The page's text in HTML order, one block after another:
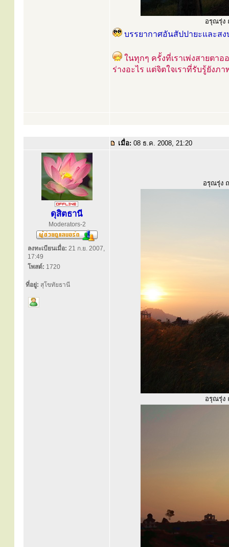
อรุณรุ่ง
บรรยากาศอันสัปปายะและสง
ในทุกๆ ครั้งที่เราเพ่งสายตา
ร่างอะไร แต่จิตใจเราที่รับรู้ยังภ
เมื่อ: 08 ธ.ค. 2008, 21:20
ดุสิตธานี
Moderators-2
ลงทะเบียนเมื่อ: 21 ก.ย. 2007,
17:49
โพสต์: 1720
ที่อยู่: สุโขทัยธานี
อรุณรุ่ง
อรุณรุ่ง